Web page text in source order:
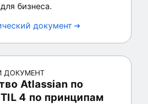
бизнеса.
документ
ДОКУМЕНТ
Atlassian по
4 по принципам